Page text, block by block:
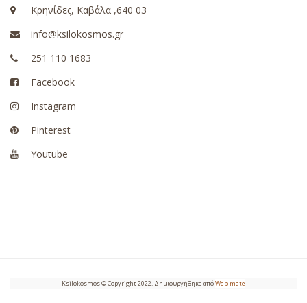
Κρηνίδες, Καβάλα ,640 03
info@ksilokosmos.gr
251 110 1683
Facebook
Instagram
Pinterest
Youtube
Ksilokosmos © Copyright 2022. Δημιουργήθηκε απόWeb-mate